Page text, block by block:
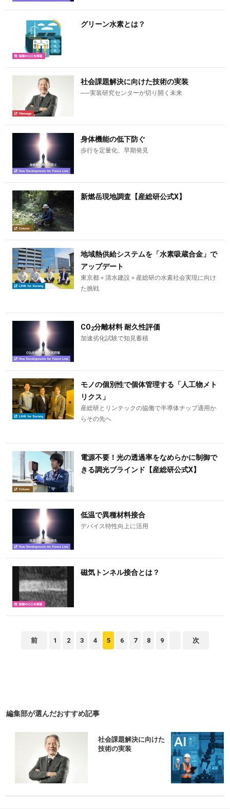
グリーン水素とは？
社会課題解決に向けた技術の実装
──実装研究センターが切り開く未来
身体機能の低下防ぐ
歩行を定量化、早期発見
新燃岳現地調査【産総研公式X】
地域熱供給システムを「水素吸蔵合金」で
アップデート
東京都＋清水建設＋産総研の水素社会実現に向け
た挑戦
CO2分離材料 耐久性評価
加速劣化試験で知見蓄積
モノの個別性で個体管理する「人工物メト
リクス」
産総研とリンテックの協働で半導体チップ適用か
らその先へ
電源不要！光の透過率をなめらかに制御で
きる調光ブラインド【産総研公式X】
低温で異種材料接合
デバイス特性向上に活用
磁気トンネル接合とは？
前 1 2 3 4 5 6 7 8 9 次
編集部が選んだおすすめ記事
社会課題解決に向けた
技術の実装